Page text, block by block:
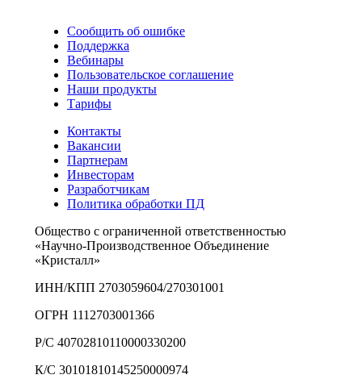
Сообщить об ошибке
Поддержка
Вебинары
Пользовательское соглашение
Наши продукты
Тарифы
Контакты
Вакансии
Партнерам
Инвесторам
Разработчикам
Политика обработки ПД
Общество с ограниченной ответственностью
«Научно-Производственное Объединение
«Кристалл»
ИНН/КПП 2703059604/270301001
ОГРН 1112703001366
Р/С 40702810110000330200
К/С 30101810145250000974